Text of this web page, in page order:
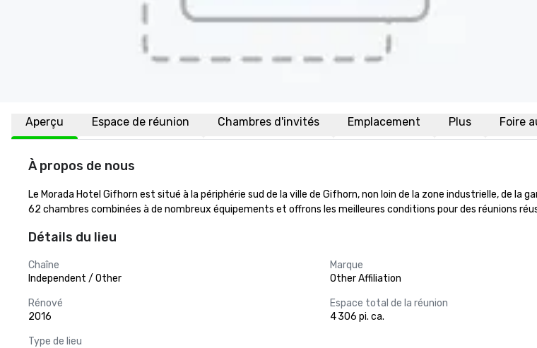
Aperçu Espace de réunion Chambres d'invités Emplacement Plus Foire
À propos de nous
Le Morada Hotel Gifhorn est situé à la périphérie sud de la ville de Gifhorn, non loin de la zone industrielle, de la
62 chambres combinées à de nombreux équipements et offrons les meilleures conditions pour des réunions
Détails du lieu
Chaîne
Independent / Other
Marque
Other Affiliation
Rénové
2016
Espace total de la réunion
4 306 pi. ca.
Type de lieu